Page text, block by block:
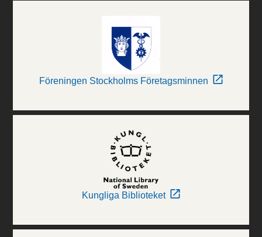
Föreningen Stockholms Företagsminnen
Kungliga Biblioteket